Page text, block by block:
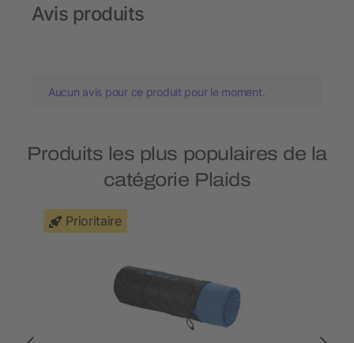
Avis produits
Aucun avis pour ce produit pour le moment.
Produits les plus populaires de la
catégorie Plaids
Prioritaire